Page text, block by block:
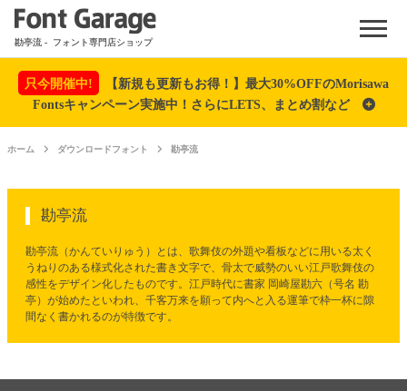
Menu
勘亭流 - フォント専門店ショップ
只今開催中!
【新規も更新もお得！】最大30%OFFのMorisawa
Fontsキャンペーン実施中！さらにLETS、まとめ割など
ホーム ダウンロードフォント 勘亭流
勘亭流
勘亭流（かんていりゅう）とは、歌舞伎の外題や看板などに用いる太く
うねりのある様式化された書き文字で、骨太で威勢のいい江戸歌舞伎の
感性をデザイン化したものです。江戸時代に書家 岡崎屋勘六（号名 勘
亭）が始めたといわれ、千客万来を願って内へと入る運筆で枠一杯に隙
間なく書かれるのが特徴です。